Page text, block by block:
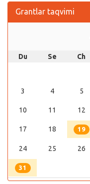
Grantlar taqvimi
Du Se Ch
3 4 5
10 11 12
17 18 19
24 25 26
31